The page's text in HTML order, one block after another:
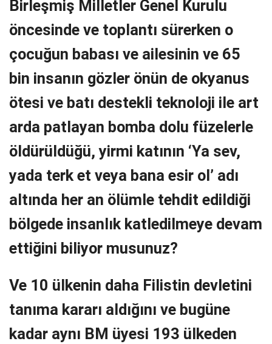
Birleşmiş Milletler Genel Kurulu
öncesinde ve toplantı sürerken o
çocuğun babası ve ailesinin ve 65
bin insanın gözler önün de okyanus
ötesi ve batı destekli teknoloji ile art
arda patlayan bomba dolu füzelerle
öldürüldüğü, yirmi katının ‘Ya sev,
yada terk et veya bana esir ol’ adı
altında her an ölümle tehdit edildiği
bölgede insanlık katledilmeye devam
ettiğini biliyor musunuz?
Ve 10 ülkenin daha Filistin devletini
tanıma kararı aldığını ve bugüne
kadar aynı BM üyesi 193 ülkeden